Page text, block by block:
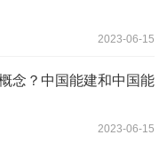
2023-06-15
念？中国能建和中国能
2023-06-15